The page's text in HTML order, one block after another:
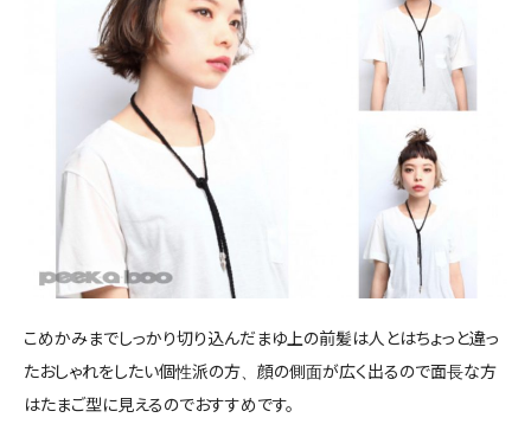
こめかみまでしっかり切り込んだまゆ上の前髪は人とはちょっと違っ
たおしゃれをしたい個性派の方、顔の側面が広く出るので面長な方
はたまご型に見えるのでおすすめです。